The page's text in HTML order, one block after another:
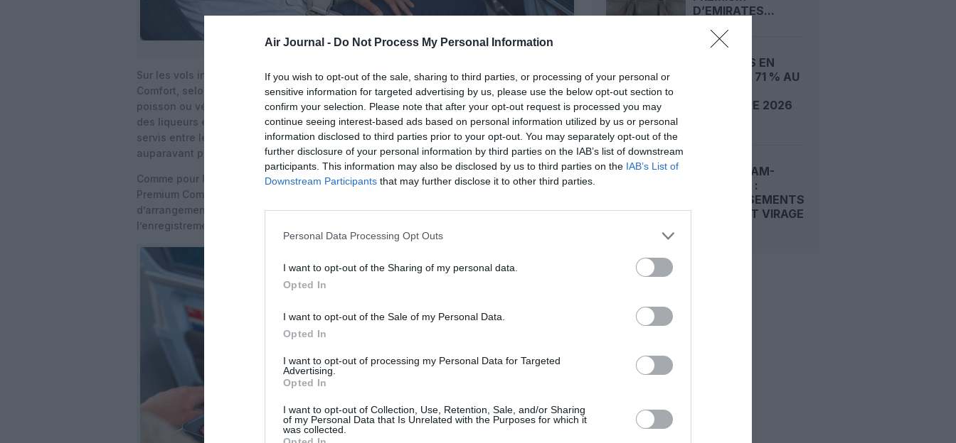
Air Journal - Do Not Process My Personal Information
If you wish to opt-out of the sale, sharing to third parties, or processing of your personal or
sensitive information for targeted advertising by us, please use the below opt-out section to
confirm your selection. Please note that after your opt-out request is processed you may
continue seeing interest-based ads based on personal information utilized by us or personal
information disclosed to third parties prior to your opt-out. You may separately opt-out of the
further disclosure of your personal information by third parties on the IAB’s list of downstream
participants. This information may also be disclosed by us to third parties on the IAB’s List of
Downstream Participants that may further disclose it to other third parties.
Personal Data Processing Opt Outs
I want to opt-out of the Sharing of my personal data.
Opted In
I want to opt-out of the Sale of my Personal Data.
Opted In
I want to opt-out of processing my Personal Data for Targeted
Advertising.
Opted In
I want to opt-out of Collection, Use, Retention, Sale, and/or Sharing
of my Personal Data that Is Unrelated with the Purposes for which it
was collected.
©KLM
Sur les vols intercontinentaux, un ou deux repas chauds seront servis en Premium
Comfort, selon la durée du vol. Il y aura toujours un choix de plats de viande, de
poisson ou végétariens. Après le repas, les passagers se verront offrir du café, du thé,
des liqueurs et des glaces. Une variété de collations et de cocktails seront également
servis entre les repas, qui seront en grande partie sélectionnés « parmi ceux qui étaient
auparavant populaires en World Business Class ».
Comme pour les classes Premium de sa sœur Air France ou des autres, l’expérience
Premium Comfort Class commencera
d’arrangements de bagages plus flexibles et de privilègesSkyPriority, y compris
l’enregistrement et l’embarquement préférentiels.
D’EMIRATES...
BÉNÉFICES EN
CHUTE DE 71 % AU
TRIMESTRE 2026
AMSTERDAM-
SCHIPHOL :
INVESTISSEMENTS
RECORD ET VIRAGE